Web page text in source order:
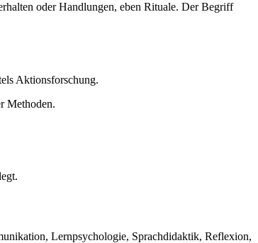
oder Handlungen, eben Rituale. Der Begriff
Aktionsforschung.
Methoden.
Lernpsychologie, Sprachdidaktik, Reflexion,